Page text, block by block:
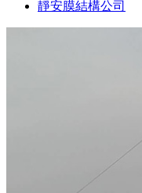
靜安膜結構公司